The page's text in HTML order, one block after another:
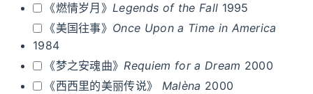
《燃情岁月》Legends of the Fall 1995
《美国往事》 Once Upon a Time in America
1984
《梦之安魂曲》Requiem for a Dream 2000
《西西里的美丽传说》 Malèna 2000